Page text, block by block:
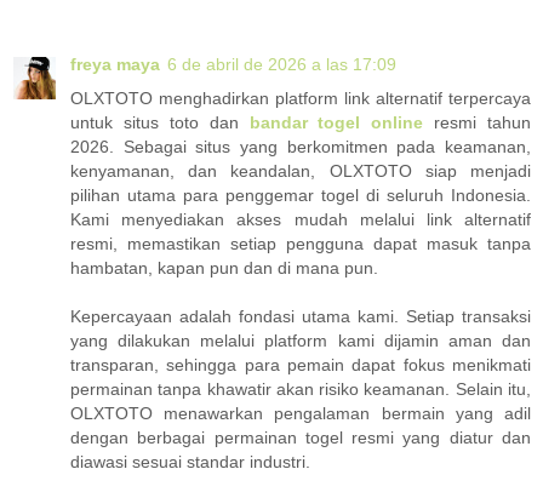
freya maya 6 de abril de 2026 a las 17:09
OLXTOTO menghadirkan platform link alternatif terpercaya
untuk situs toto dan bandar togel online resmi tahun
2026. Sebagai situs yang berkomitmen pada keamanan,
kenyamanan, dan keandalan, OLXTOTO siap menjadi
pilihan utama para penggemar togel di seluruh Indonesia.
Kami menyediakan akses mudah melalui link alternatif
resmi, memastikan setiap pengguna dapat masuk tanpa
hambatan, kapan pun dan di mana pun.
Kepercayaan adalah fondasi utama kami. Setiap transaksi
yang dilakukan melalui platform kami dijamin aman dan
transparan, sehingga para pemain dapat fokus menikmati
permainan tanpa khawatir akan risiko keamanan. Selain itu,
OLXTOTO menawarkan pengalaman bermain yang adil
dengan berbagai permainan togel resmi yang diatur dan
diawasi sesuai standar industri.